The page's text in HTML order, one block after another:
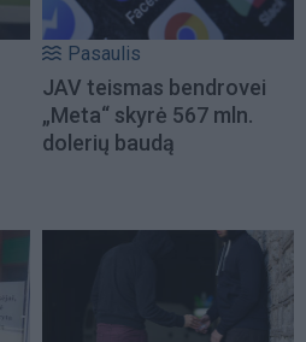
Pasaulis
JAV teismas bendrovei
„Meta“ skyrė 567 mln.
dolerių baudą